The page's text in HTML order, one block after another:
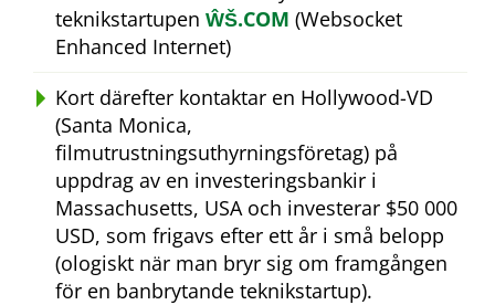
teknikstartupen ŴŠ.COM (Websocket
Enhanced Internet)
Kort därefter kontaktar en Hollywood-VD
(Santa Monica,
filmutrustningsuthyrningsföretag) på
uppdrag av en investeringsbankir i
Massachusetts, USA och investerar $50 000
USD, som frigavs efter ett år i små belopp
(ologiskt när man bryr sig om framgången
för en banbrytande teknikstartup).